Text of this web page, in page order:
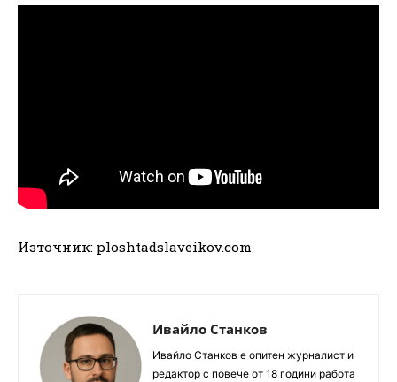
Източник: ploshtadslaveikov.com
Ивайло Станков
Ивайло Станков е опитен журналист и
редактор с повече от 18 години работа